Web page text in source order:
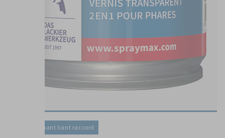
Vernis / Diluant liant raccord